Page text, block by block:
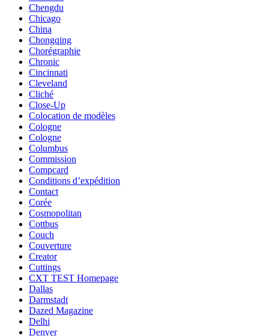
Chengdu
Chicago
China
Chongqing
Chorégraphie
Chronic
Cincinnati
Cleveland
Cliché
Close-Up
Colocation de modèles
Cologne
Cologne
Columbus
Commission
Compcard
Conditions d’expédition
Contact
Corée
Cosmopolitan
Cottbus
Couch
Couverture
Creator
Cuttings
CXT TEST Homepage
Dallas
Darmstadt
Dazed Magazine
Delhi
Denver